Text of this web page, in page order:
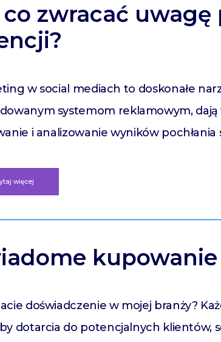
co zwracać
w social mediach to doskonałe
systemom reklamowym,
i analizowanie wyników
więcej
doświadczenie w mojej branży?
dotarcia do potencjalnych klientów,